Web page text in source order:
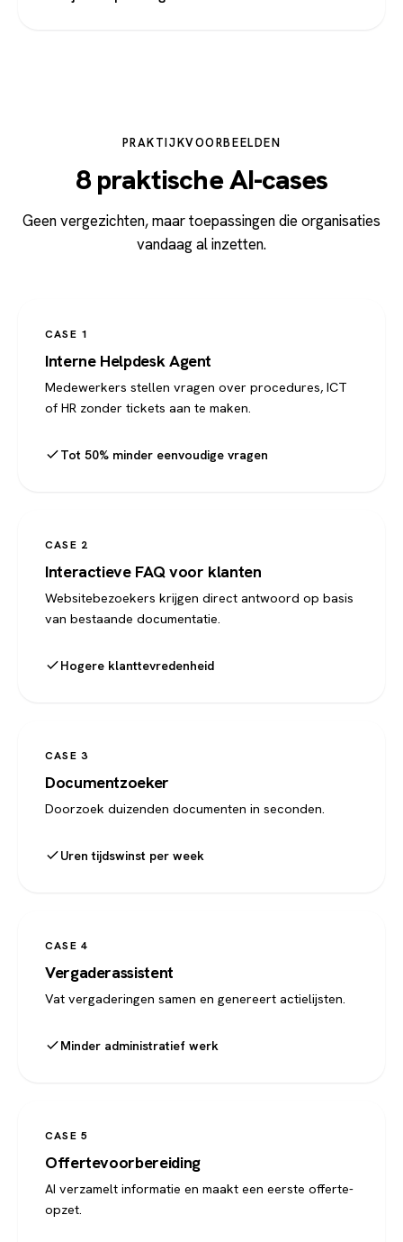
PRAKTIJKVOORBEELDEN
8 praktische AI-cases
Geen vergezichten, maar toepassingen die organisaties
vandaag al inzetten.
CASE 1
Interne Helpdesk Agent
Medewerkers stellen vragen over procedures, ICT
of HR zonder tickets aan te maken.
Tot 50% minder eenvoudige vragen
CASE 2
Interactieve FAQ voor klanten
Websitebezoekers krijgen direct antwoord op basis
van bestaande documentatie.
Hogere klanttevredenheid
CASE 3
Documentzoeker
Doorzoek duizenden documenten in seconden.
Uren tijdswinst per week
CASE 4
Vergaderassistent
Vat vergaderingen samen en genereert actielijsten.
Minder administratief werk
CASE 5
Offertevoorbereiding
AI verzamelt informatie en maakt een eerste offerte-
opzet.